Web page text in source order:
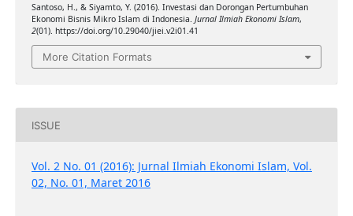
Santoso, H., & Siyamto, Y. (2016). Investasi dan Dorongan Pertumbuhan
Ekonomi Bisnis Mikro Islam di Indonesia. Jurnal Ilmiah Ekonomi Islam,
2(01). https://doi.org/10.29040/jiei.v2i01.41
More Citation Formats
ISSUE
Vol. 2 No. 01 (2016): Jurnal Ilmiah Ekonomi Islam, Vol.
02, No. 01, Maret 2016